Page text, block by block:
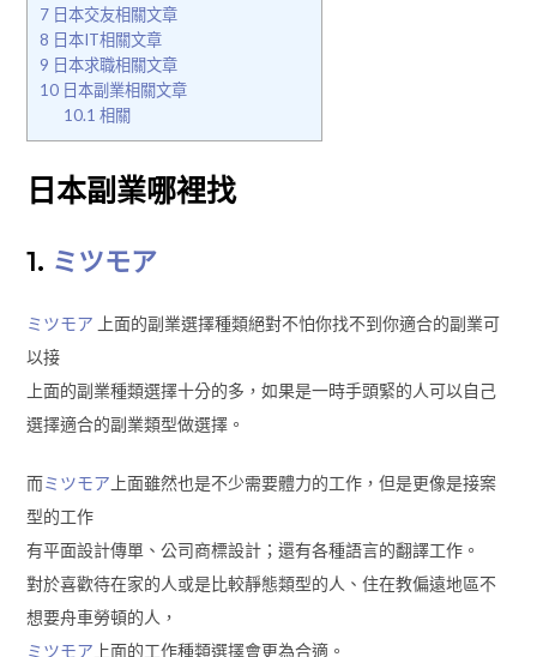
7日本交友相關文章
8 日本IT相關文章
9 日本求職相關文章
10日本副業相關文章
10.1 相關
日本副業哪裡找
1. ミツモア
ミツモア 上面的副業選擇種類絕對不怕你找不到你適合的副業可
以接
上面的副業種類選擇十分的多，如果是一時手頭緊的人可以自己
選擇適合的副業類型做選擇。
而ミツモア 上面雖然也是不少需要體力的工作，但是更像是接案
型的工作
有平面設計傳單、公司商標設計；還有各種語言的翻譯工作。
對於喜歡待在家的人或是比較靜態類型的人、住在教偏遠地區不
想要舟車勞頓的人，
ミツモア 上面的工作種類選擇會更為合適。